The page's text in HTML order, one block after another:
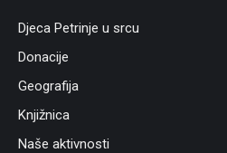
Djeca Petrinje u srcu
Donacije
Geografija
Knjižnica
Naše aktivnosti